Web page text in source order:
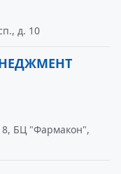
д. 10
БЦ "Фармакон",